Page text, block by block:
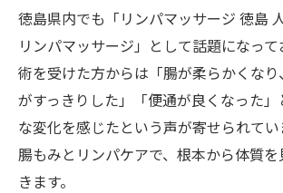
徳島県内でも「リンパマッサージ 徳島
リンパマッサージ」として話題になっ
術を受けた方からは「腸が柔らかくな
がすっきりした」「便通が良くなった
な変化を感じたという声が寄せられて
腸もみとリンパケアで、根本から体質
きます。